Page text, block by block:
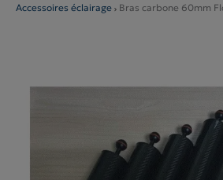
produits
Accessoires éclairage
Bras carbone 60mm